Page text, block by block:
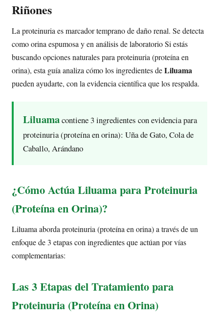
Riñones
La proteinuria es marcador temprano de daño renal. Se detecta
como orina espumosa y en análisis de laboratorio Si estás
buscando opciones naturales para proteinuria (proteína en
orina), esta guía analiza cómo los ingredientes deLiluama
pueden ayudarte, con la evidencia científica que los respalda.
Liluamacontiene 3 ingredientes con evidencia para
proteinuria (proteína en orina): Uña de Gato, Cola de
Caballo, Arándano
¿Cómo Actúa Liluama para Proteinuria
(Proteína en Orina)?
Liluama aborda proteinuria (proteína en orina) a través de un
enfoque de 3 etapas con ingredientes que actúan por vías
complementarias:
Las 3 Etapas del Tratamiento para
Proteinuria (Proteína en Orina)